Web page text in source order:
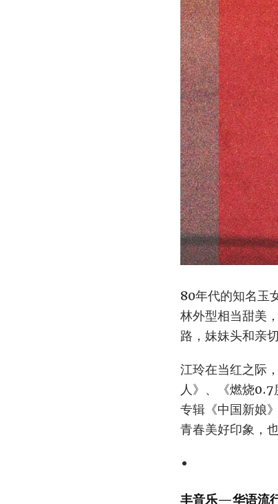
80年代的知名玉
林外型相当甜美
路，妹妹头和亲
江玲在当红之际
人》、《燃烧
专辑《中国新娘
青春美好印象，
丰音乐—华语流